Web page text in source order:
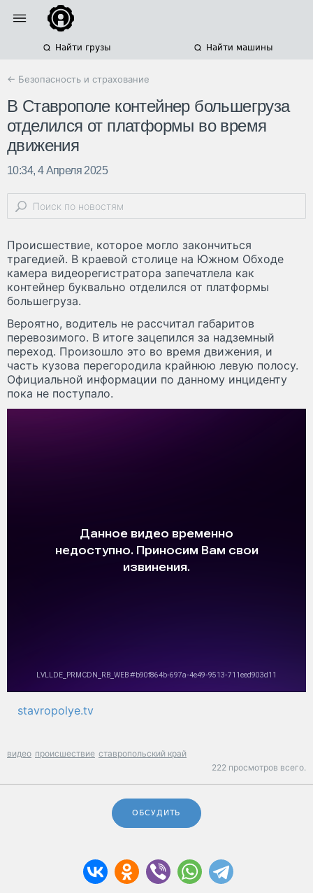
Найти грузы Найти машины
← Безопасность и страхование
В Ставрополе контейнер большегруза
отделился от платформы во время
движения
10:34, 4 Апреля 2025
Происшествие, которое могло закончиться
трагедией. В краевой столице на Южном Обходе
камера видеорегистратора запечатлела как
контейнер буквально отделился от платформы
большегруза.
Вероятно, водитель не рассчитал габаритов
перевозимого. В итоге зацепился за надземный
переход. Произошло это во время движения, и
часть кузова перегородила крайнюю левую полосу.
Официальной информации по данному инциденту
пока не поступало.
stavropolye.tv
видео происшествие ставропольский край
222 просмотров всего.
ОБСУДИТЬ